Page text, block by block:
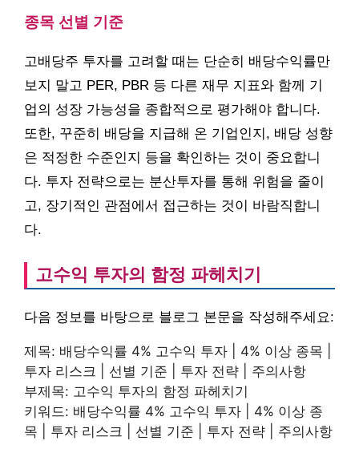
종목 선별 기준
고배당주 투자를 고려할 때는 단순히 배당수익률만
보지 말고 PER, PBR 등 다른 재무 지표와 함께 기
업의 성장 가능성을 종합적으로 평가해야 합니다.
또한, 꾸준히 배당을 지급해 온 기업인지, 배당 성향
은 적정한 수준인지 등을 확인하는 것이 중요합니
다. 투자 전략으로는 분산투자를 통해 위험을 줄이
고, 장기적인 관점에서 접근하는 것이 바람직합니
다.
고수익 투자의 함정 파헤치기
다음 정보를 바탕으로 블로그 본문을 작성해주세요:
제목: 배당수익률 4% 고수익 투자 | 4% 이상 종목 |
투자 리스크 | 선별 기준 | 투자 전략 | 주의사항
부제목: 고수익 투자의 함정 파헤치기
키워드: 배당수익률 4% 고수익 투자 | 4% 이상 종
목 | 투자 리스크 | 선별 기준 | 투자 전략 | 주의사항